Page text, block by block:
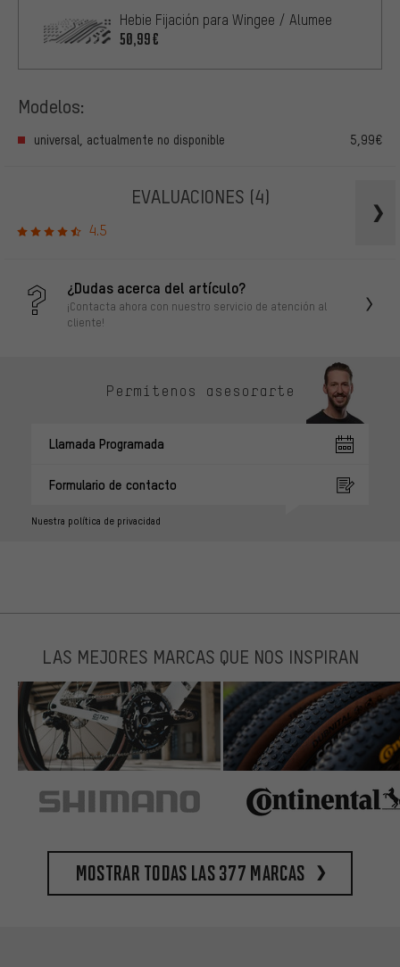
Hebie Fijación para Wingee / Alumee
50,99€
Modelos:
universal, actualmente no disponible 5,99€
EVALUACIONES (4)
4.5
¿Dudas acerca del artículo?
¡Contacta ahora con nuestro servicio de atención al
cliente!
Permítenos asesorarte
Llamada Programada
Formulario de contacto
Nuestra política de privacidad
LAS MEJORES MARCAS QUE NOS INSPIRAN
Mostrar todas las 377 marcas